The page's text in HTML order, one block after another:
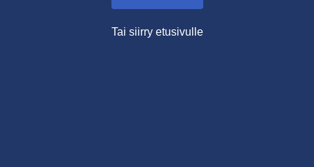
Tai siirry etusivulle